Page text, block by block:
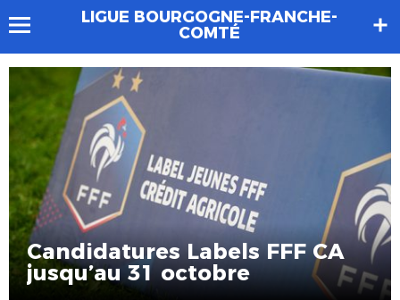
LIGUE BOURGOGNE-FRANCHE-
COMTÉ
Candidatures Labels FFF CA
jusqu’au 31 octobre